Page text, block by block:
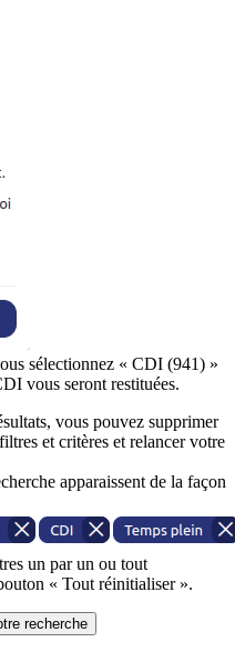
sélectionnez « CDI (941) »
vous seront restituées.
vous pouvez supprimer
et critères et relancer votre
apparaissent de la façon
un par un ou tout
« Tout réinitialiser ».
recherche